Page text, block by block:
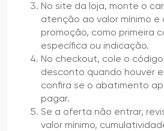
No site da loja, monte o
atenção ao valor mínimo e
promoção, como primeira
específica ou indicação.
No checkout, cole o
desconto quando houver
confira se o abatimento
pagar.
Se a oferta não entrar,
valor mínimo,